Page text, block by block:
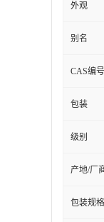
外观
别名
CAS编号
包装
级别
产地/厂
包装规格